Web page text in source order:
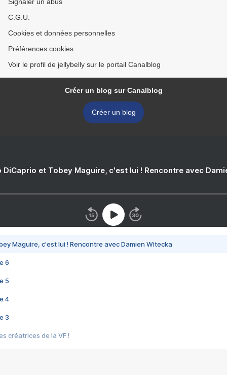
C.G.U.
Cookies et données personnelles
Préférences cookies
Voir le profil de jellybelly sur le portail Canalblog
Créer un blog sur Canalblog
Créer un blog
DiCaprio et Tobey Maguire, c'est lui ! Rencontre avec
Maguire, c'est lui ! Rencontre avec Damien Witecka
6
5
4
3
créatrices de la VF !